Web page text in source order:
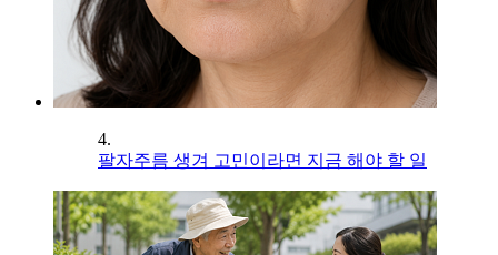
4.
팔자주름 생겨 고민이라면 지금 해야 할 일